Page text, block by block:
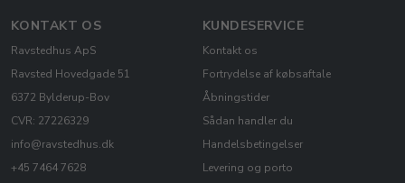
KONTAKT OS
Ravstedhus ApS
Ravsted Hovedgade 51
6372 Bylderup-Bov
CVR: 27226329
info@ravstedhus.dk
+45 7464 7628
KUNDESERVICE
Kontakt os
Fortrydelse af købsaftale
Åbningstider
Sådan handler du
Handelsbetingelser
Levering og porto